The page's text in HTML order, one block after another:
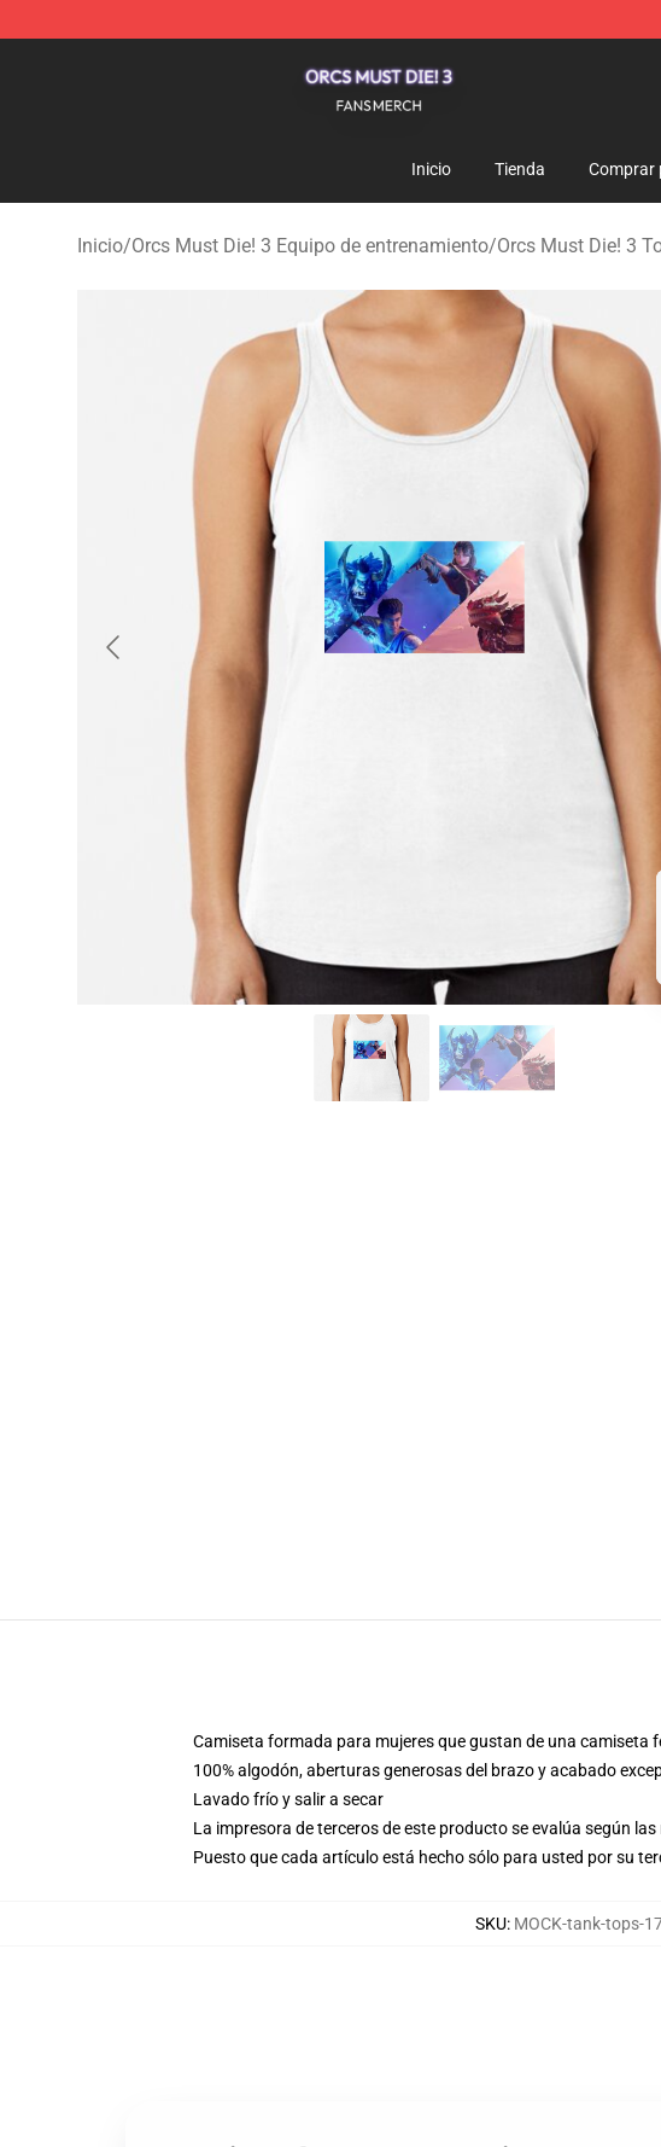
Inicio Tienda Comprar
Inicio/Orcs Must Die! 3 Equipo de entrenamiento/Orcs Must Die! 3
Camiseta formada para mujeres que gustan de una camiseta
100% algodón, aberturas generosas del brazo y acabado
Lavado frío y salir a secar
La impresora de terceros de este producto se evalúa según
Puesto que cada artículo está hecho sólo para usted por su
SKU: MOCK-tank-tops-